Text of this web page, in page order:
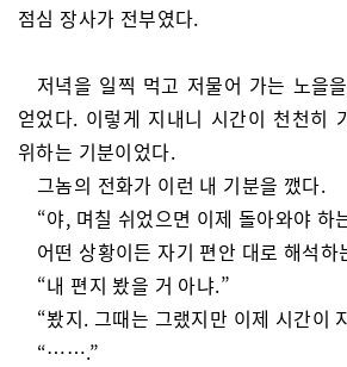
점심 장사가 전부였다.
저녁을 일찍 먹고 저물어 가는 노을
얻었다. 이렇게 지내니 시간이 천천히
위하는 기분이었다.
그놈의 전화가 이런 내 기분을 깼다.
“야, 며칠 쉬었으면 이제 돌아와야 하
어떤 상황이든 자기 편안 대로 해석하
“내 편지 봤을 거 아냐.”
“봤지. 그때는 그랬지만 이제 시간이
“…….”